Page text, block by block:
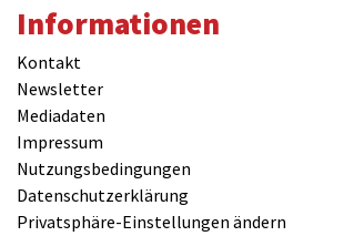
Informationen
Kontakt
Newsletter
Mediadaten
Impressum
Nutzungsbedingungen
Datenschutzerklärung
Privatsphäre-Einstellungen ändern